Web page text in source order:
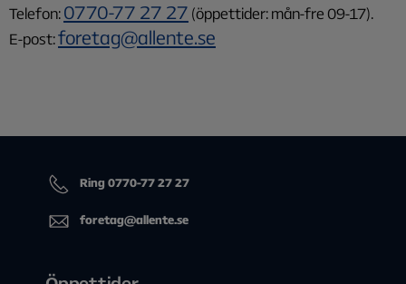
Telefon:0770-77 27 27 (öppettider: mån-fre 09-17).
E-post:foretag@allente.se
Ring 0770-77 27 27
foretag@allente.se